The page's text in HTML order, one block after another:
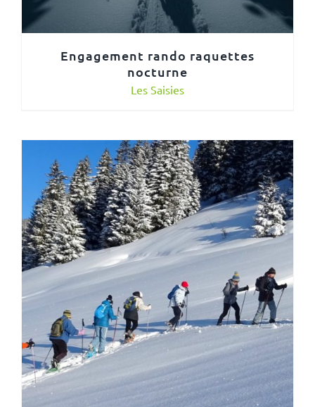
Engagement rando raquettes
nocturne
Les Saisies